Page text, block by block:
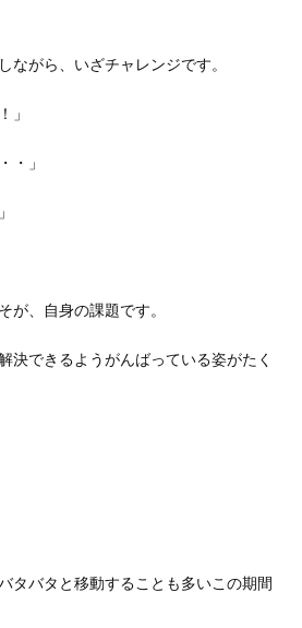
ながら、いざチャレンジです。
」
・」
が、自身の課題です。
決できるようがんばっている姿がたく
タバタと移動することも多いこの期間